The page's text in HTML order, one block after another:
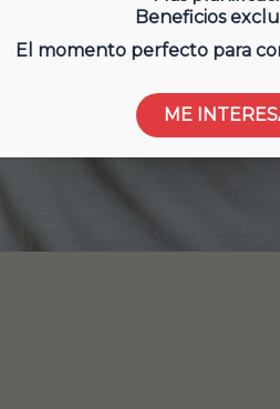
Beneficios
El momento perfecto para
ME